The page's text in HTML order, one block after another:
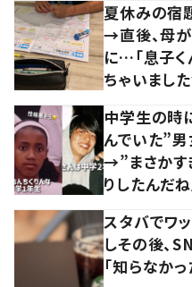
夏休みの宿
→直後、母が
に…「息子
ちゃいまし
中学生の時
んでいた”
→”まさかす
りしたんだね
スタバでワ
しその後、
「知らなかっ